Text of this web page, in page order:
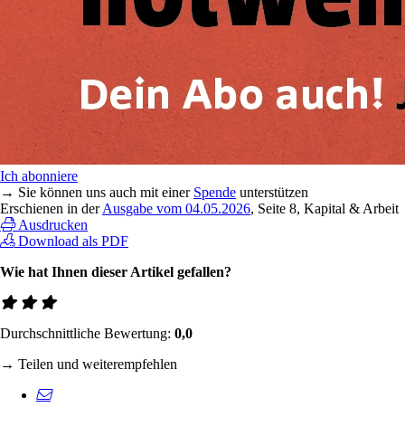
Ich abonniere
→ Sie können uns auch mit einer Spende unterstützen
Erschienen in derAusgabe vom 04.05.2026, Seite 8, Kapital & Arbeit
Ausdrucken
Download als PDF
Wie hat Ihnen dieser Artikel gefallen?
Durchschnittliche Bewertung: 0,0
→ Teilen und weiterempfehlen